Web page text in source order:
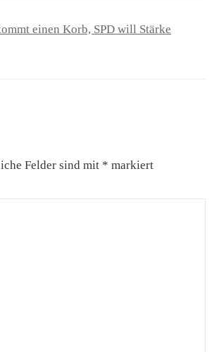
einen Korb, SPD will Stärke
Felder sind mit * markiert